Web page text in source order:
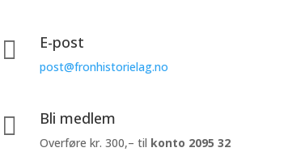
 E-post
post@fronhistorielag.no
 Bli medlem
Overføre kr. 300,– til konto 2095 32